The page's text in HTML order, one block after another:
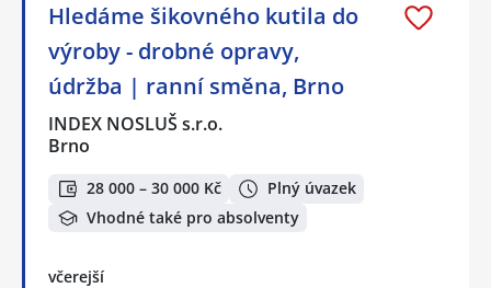
Hledáme šikovného kutila do
výroby - drobné opravy,
údržba | ranní směna, Brno
INDEX NOSLUŠ s.r.o.
Brno
28 000 – 30 000 Kč
Plný úvazek
Vhodné také pro absolventy
včerejší